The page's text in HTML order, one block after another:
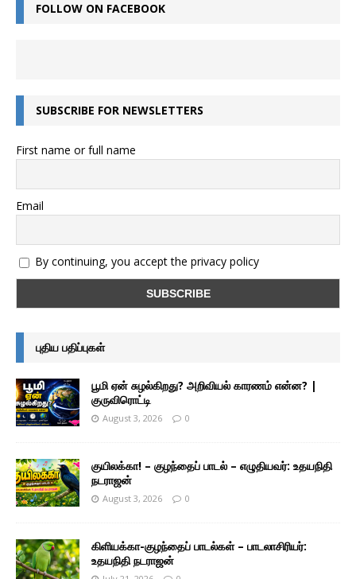
FOLLOW ON FACEBOOK
SUBSCRIBE FOR NEWSLETTERS
First name or full name
Email
By continuing, you accept the privacy policy
புதிய பதிப்புகள்
பூமி ஏன் சுழல்கிறது? அறிவியல் காரணம் என்ன? |
குருவிரொட்டி
August 3, 2026 0
குயிலக்கா! – குழந்தைப் பாடல் – எழுதியவர்: உதயநிதி
நடராஜன்
August 3, 2026 0
கிளியக்கா-குழந்தைப் பாடல்கள் – பாடலாசிரியர்:
உதயநிதி நடராஜன்